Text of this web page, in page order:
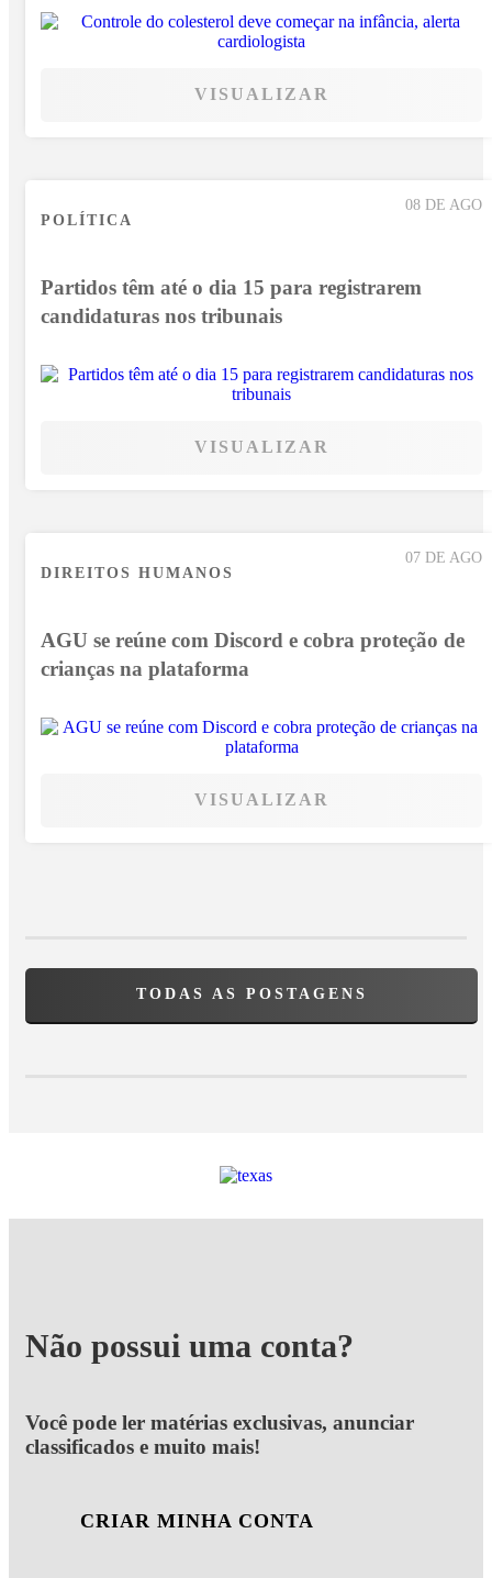
VISUALIZAR
08 DE AGO
POLÍTICA
Partidos têm até o dia 15 para registrarem
candidaturas nos tribunais
VISUALIZAR
07 DE AGO
DIREITOS HUMANOS
AGU se reúne com Discord e cobra proteção de
crianças na plataforma
VISUALIZAR
TODAS AS POSTAGENS
Não possui uma conta?
Você pode ler matérias exclusivas, anunciar
classificados e muito mais!
CRIAR MINHA CONTA